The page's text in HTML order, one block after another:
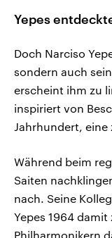
Yepes
Doch Narciso
sondern auch
erscheint ihm zu
inspiriert von
Jahrhundert, eine
Während beim
Saiten
nach. Seine
Yepes 1964
Philharmonikern